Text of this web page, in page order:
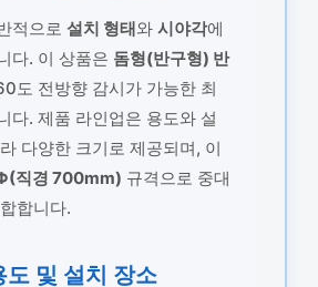
적으로 설치 형태와 시야각에
다. 이 상품은 돔형(반구형) 반
도 전방향 감시가 가능한 최
다. 제품 라인업은 용도와 설
다양한 크기로 제공되며, 이
직경 700mm) 규격으로 중대
합니다.
도 및 설치 장소